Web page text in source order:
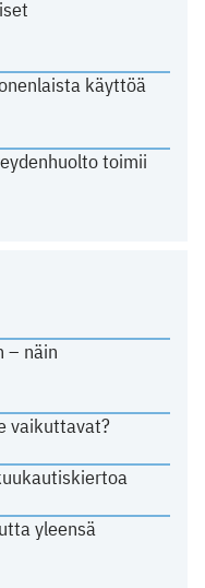
käyttöä
toimii
– näin
vaikuttavat?
yleensä